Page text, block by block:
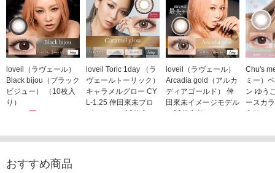
loveil（ラヴェール）
Black bijou（ブラック
ビジュー） （10枚入
り）
1,760円
loveil Toric 1day （ラ
ヴェールトーリック）
キャラメルグロー CY
L-1.25 倖田來未プロ
デュース （10枚入
1,760円(税込)
loveil（ラヴェール）
Arcadia gold（アルカ
ディアゴールド） 倖
田來未イメージモデル
（10枚入り）
Chu's
ミー）
ン ゆう
ースカ
入り）
おすすめ商品